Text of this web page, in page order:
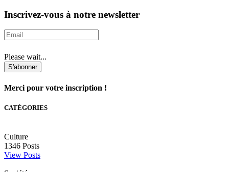
Inscrivez-vous à notre newsletter
Please wait...
S'abonner
Merci pour votre inscription !
CATÉGORIES
Culture
1346 Posts
View Posts